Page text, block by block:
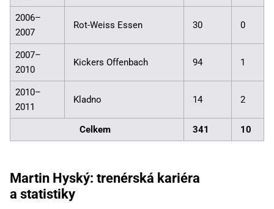
2006–
2007
Rot-Weiss Essen 30 0
2007–
2010
Kickers Offenbach 94 1
2010–
2011
Kladno 14 2
Celkem 341 10
Martin Hyský: trenérská kariéra
a statistiky